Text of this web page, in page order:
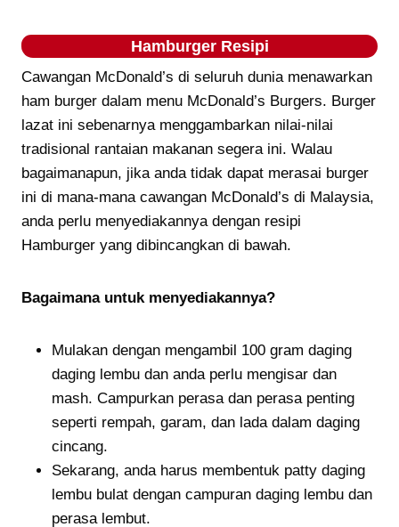
Hamburger Resipi
Cawangan McDonald’s di seluruh dunia menawarkan
ham burger dalam menu McDonald’s Burgers. Burger
lazat ini sebenarnya menggambarkan nilai-nilai
tradisional rantaian makanan segera ini. Walau
bagaimanapun, jika anda tidak dapat merasai burger
ini di mana-mana cawangan McDonald’s di Malaysia,
anda perlu menyediakannya dengan resipi
Hamburger yang dibincangkan di bawah.
Bagaimana untuk menyediakannya?
Mulakan dengan mengambil 100 gram daging
daging lembu dan anda perlu mengisar dan
mash. Campurkan perasa dan perasa penting
seperti rempah, garam, dan lada dalam daging
cincang.
Sekarang, anda harus membentuk patty daging
lembu bulat dengan campuran daging lembu dan
perasa lembut.